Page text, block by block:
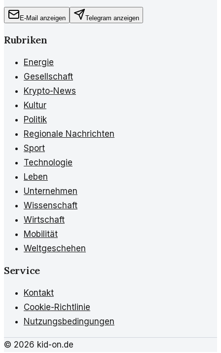
E-Mail anzeigen Telegram anzeigen
Rubriken
Energie
Gesellschaft
Krypto-News
Kultur
Politik
Regionale Nachrichten
Sport
Technologie
Leben
Unternehmen
Wissenschaft
Wirtschaft
Mobilität
Weltgeschehen
Service
Kontakt
Cookie-Richtlinie
Nutzungsbedingungen
© 2026 kid-on.de